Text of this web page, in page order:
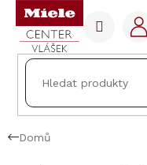
Přejít
obsah
Domů